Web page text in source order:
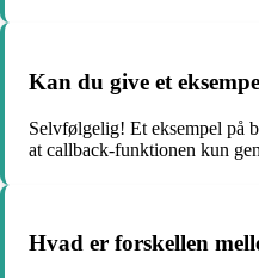
Kan du give et
Selvfølgelig! Et eksempel på
at callback-funktionen kun
Hvad er forskellen